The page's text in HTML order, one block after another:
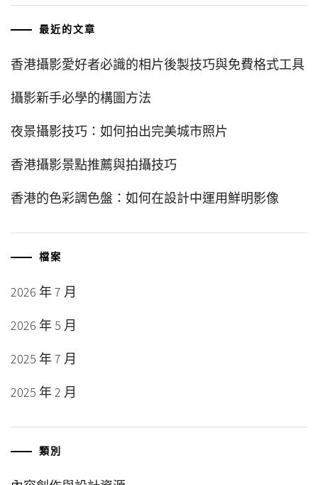
最近的文章
香港攝影愛好者必識的相片後製技巧與免費格式工具
攝影新手必學的構圖方法
夜景攝影技巧：如何拍出完美城市照片
香港攝影景點推薦與拍攝技巧
香港的色彩調色盤：如何在設計中運用鮮明影像
檔案
2026 年 7 月
2026 年 5 月
2025 年 7 月
2025 年 2 月
類別